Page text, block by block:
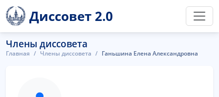
Диссовет 2.0
Члены диссовета
Главная Члены диссовета Ганьшина Елена Александровна